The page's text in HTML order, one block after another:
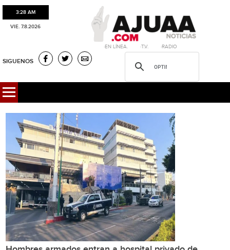
3:28 AM
VIE. 7.8.2026
·EN LÍNEA. ·T.V. ·RADIO
SIGUENOS